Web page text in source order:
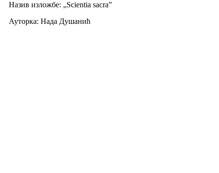
Назив изложбе: „Scientia sacra”
Ауторка: Нада Душанић